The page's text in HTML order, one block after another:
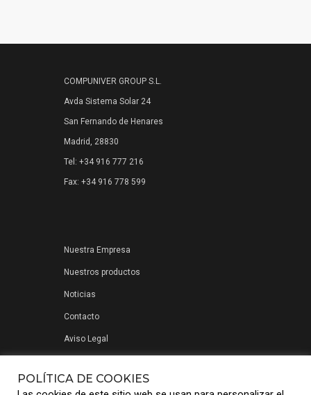
COMPUNIVER GROUP S.L.
Avda Sistema Solar 24
San Fernando de Henares
Madrid, 28830
Tel: +34 916 777 216
Fax: +34 916 778 599
Nuestra Empresa
Nuestros productos
Noticias
Contacto
Aviso Legal
POLÍTICA DE COOKIES